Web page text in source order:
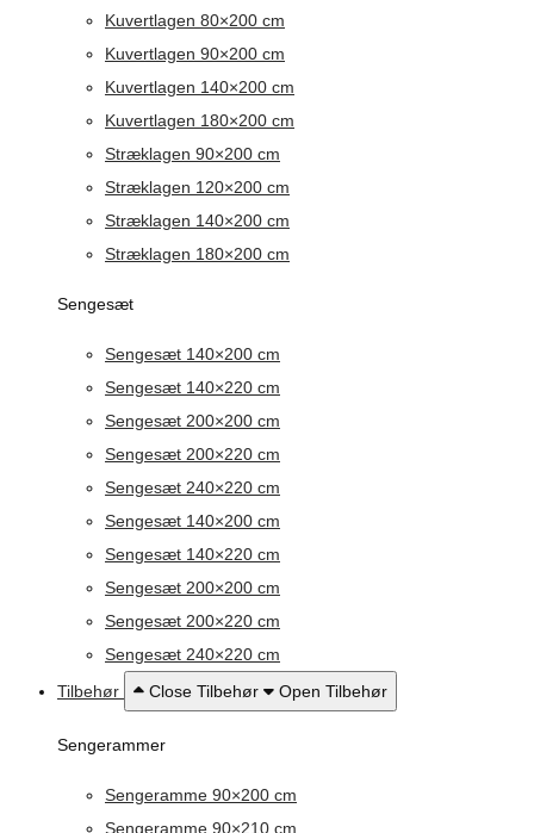
Kuvertlagen 80×200 cm
Kuvertlagen 90×200 cm
Kuvertlagen 140×200 cm
Kuvertlagen 180×200 cm
Stræklagen 90×200 cm
Stræklagen 120×200 cm
Stræklagen 140×200 cm
Stræklagen 180×200 cm
Sengesæt
Sengesæt 140×200 cm
Sengesæt 140×220 cm
Sengesæt 200×200 cm
Sengesæt 200×220 cm
Sengesæt 240×220 cm
Sengesæt 140×200 cm
Sengesæt 140×220 cm
Sengesæt 200×200 cm
Sengesæt 200×220 cm
Sengesæt 240×220 cm
Tilbehør
Close Tilbehør Open Tilbehør
Sengerammer
Sengeramme 90×200 cm
Sengeramme 90×210 cm